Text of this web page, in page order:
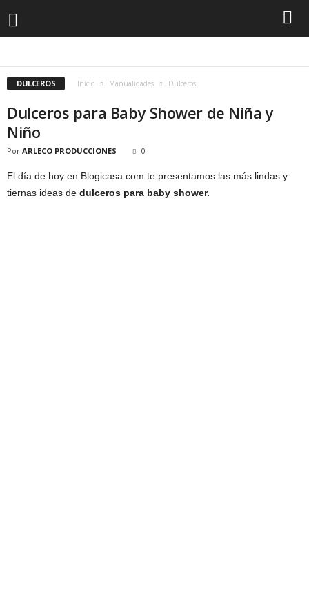
DULCEROS Inicio Manualidades Dulceros
Dulceros para Baby Shower de Niña y
Niño
Por ARLECO PRODUCCIONES 0
El día de hoy en Blogicasa.com te presentamos las más lindas y
tiernas ideas de dulceros para baby shower.